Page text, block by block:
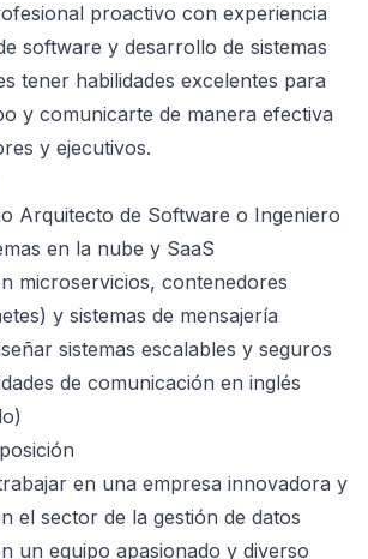
proactivo con experiencia
software y desarrollo de sistemas
tener habilidades excelentes para
y comunicarte de manera efectiva
y ejecutivos.
Arquitecto de Software o Ingeniero
en la nube y SaaS
microservicios, contenedores
y sistemas de mensajería
sistemas escalables y seguros
de comunicación en inglés
en una empresa innovadora y
el sector de la gestión de datos
un equipo apasionado y diverso